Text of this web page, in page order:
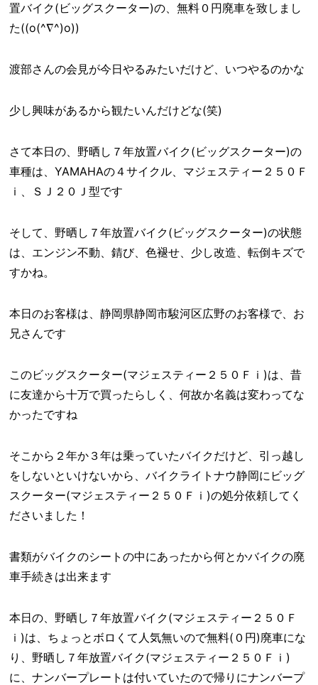
置バイク(ビッグスクーター)の、無料０円廃車を致しまし
た((o(^∇^)o))
渡部さんの会見が今日やるみたいだけど、いつやるのかな
少し興味があるから観たいんだけどな(笑)
さて本日の、野晒し７年放置バイク(ビッグスクーター)の
車種は、YAMAHAの４サイクル、マジェスティー２５０Ｆ
ｉ、ＳＪ２０Ｊ型です
そして、野晒し７年放置バイク(ビッグスクーター)の状態
は、エンジン不動、錆び、色褪せ、少し改造、転倒キズで
すかね。
本日のお客様は、静岡県静岡市駿河区広野のお客様で、お
兄さんです
このビッグスクーター(マジェスティー２５０Ｆｉ)は、昔
に友達から十万で買ったらしく、何故か名義は変わってな
かったですね
そこから２年か３年は乗っていたバイクだけど、引っ越し
をしないといけないから、バイクライトナウ静岡にビッグ
スクーター(マジェスティー２５０Ｆｉ)の処分依頼してく
ださいました！
書類がバイクのシートの中にあったから何とかバイクの廃
車手続きは出来ます
本日の、野晒し７年放置バイク(マジェスティー２５０Ｆ
ｉ)は、ちょっとボロくて人気無いので無料(０円)廃車にな
り、野晒し７年放置バイク(マジェスティー２５０Ｆｉ)
に、ナンバープレートは付いていたので帰りにナンバープ